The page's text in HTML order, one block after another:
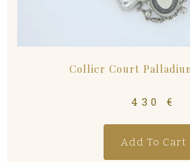
Collier Court
430€
Add To Cart